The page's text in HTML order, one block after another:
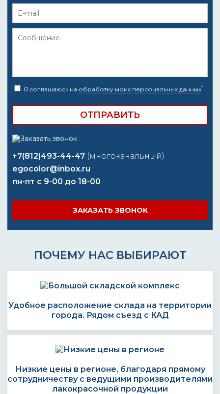
Я соглашаюсь на обработку моих персональных данных*
+7(812)493-44-47 (многоканальный)
egocolor@inbox.ru
пн-пт с 9-00 до 18-00
ЗАКАЗАТЬ ЗВОНОК
ПОЧЕМУ НАС ВЫБИРАЮТ
Удобное расположение склада на территории
города. Рядом съезд с КАД
Низкие цены в регионе, благодаря прямому
сотрудничеству с ведущими производителями
лакокрасочной продукции